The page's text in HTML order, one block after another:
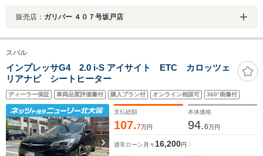
販売店： ガリバー ４０７号坂戸店
スバル
インプレッサG4 2.0 i-S アイサイト ETC カロッツェ
リアナビ シートヒーター
ディーラー保証 車両品質評価書付 購入プラン付 オンライン相談可 360°画像付
支払総額
107.7万円
本体価格
94.6万円
通常ローン 月々16,200円